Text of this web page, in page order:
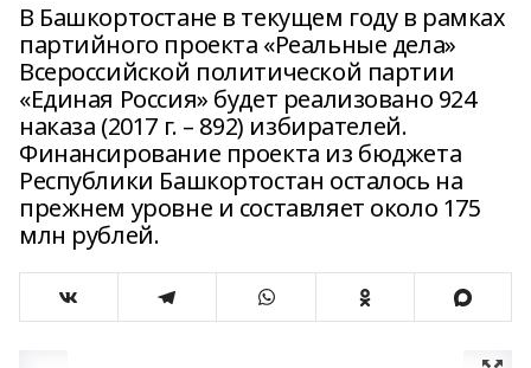
В Башкортостане в текущем году в рамках
партийного проекта «Реальные дела»
Всероссийской политической партии
«Единая Россия» будет реализовано 924
наказа (2017 г. – 892) избирателей.
Финансирование проекта из бюджета
Республики Башкортостан осталось на
прежнем уровне и составляет около 175
млн рублей.